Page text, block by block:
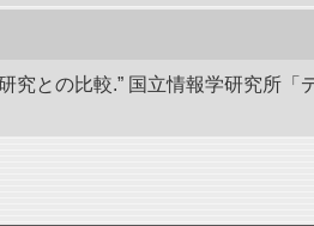
との比較.” 国立情報学研究所